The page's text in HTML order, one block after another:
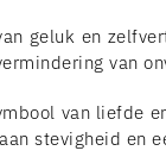
geluk en
van
van liefde
stevigheid en